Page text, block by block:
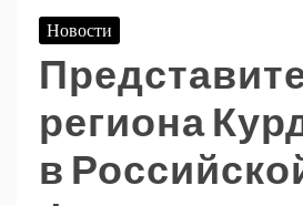
Новости
региона
в